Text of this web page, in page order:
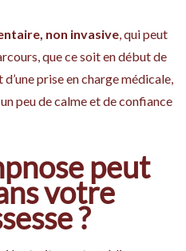
non invasive, qui peut
que ce soit en début de
prise en charge médicale,
peu de calme et de confiance
peut
votre
?